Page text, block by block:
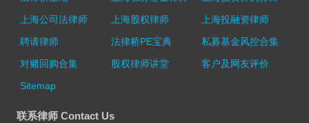
上海公司法律师
上海股权律师
上海投融资律师
聘请律师
法律桥PE宝典
私募基金风控合集
对赌回购合集
股权律师讲堂
客户及网友评价
Sitemap
联系律师 Contact Us